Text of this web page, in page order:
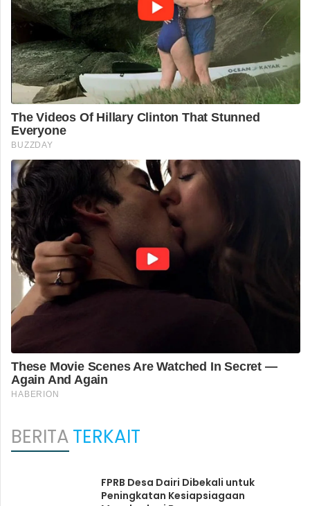
BERITATERKAIT
FPRB Desa Dairi Dibekali untuk
Peningkatan Kesiapsiagaan